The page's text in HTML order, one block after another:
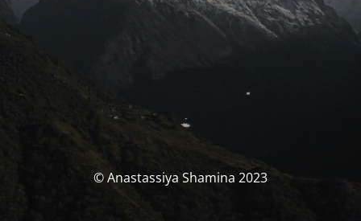
© Anastassiya Shamina 2023